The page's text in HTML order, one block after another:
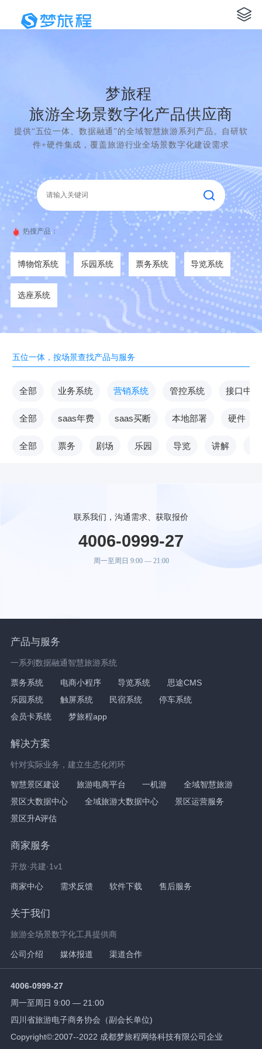
梦旅程
旅游全场景数字化产品供应商
提供“五位一体、数据融通”的全域智慧旅游系列产品。自研软
件+硬件集成，覆盖旅游行业全场景数字化建设需求
热搜产品：
博物馆系统 乐园系统 票务系统 导览系统
选座系统
五位一体，按场景查找产品与服务
全部 业务系统 营销系统 管控系统 接口中台
全部 saas年费 saas买断 本地部署 硬件
全部 票务 剧场 乐园 导览 讲解
联系我们，沟通需求、获取报价
4006-0999-27
周一至周日 9:00 — 21:00
产品与服务
一系列数据融通智慧旅游系统
票务系统 电商小程序 导览系统
思途CMS
乐园系统
触屏系统 民宿系统
停车系统
会员卡系统
梦旅程app
解决方案
针对实际业务，建立生态化闭环
智慧景区建设 旅游电商平台 一机游
全域智慧旅游
景区大数据中心
全域旅游大数据中心
景区运营服务
景区升A评估
商家服务
开放·共建·1v1
商家中心 需求反馈 软件下载 售后服务
关于我们
旅游全场景数字化工具提供商
公司介绍 媒体报道 渠道合作
4006-0999-27
周一至周日 9:00 — 21:00
四川省旅游电子商务协会（副会长单位)
Copyright©:2007--2022 成都梦旅程网络科技有限公司企业